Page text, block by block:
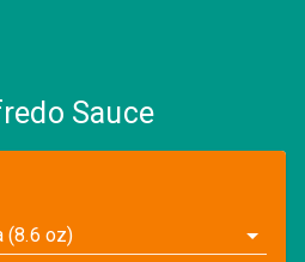
Sauce
(8.6 oz)